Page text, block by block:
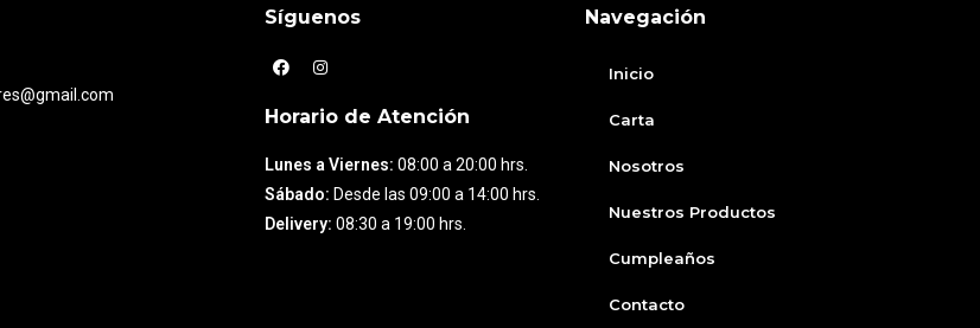
Síguenos
Horario de Atención
Lunes a Viernes: 08:00 a 20:00 hrs.
Sábado: Desde las 09:00 a 14:00 hrs.
Delivery: 08:30 a 19:00 hrs.
Navegación
Inicio
Carta
Nosotros
Nuestros Productos
Cumpleaños
Contacto